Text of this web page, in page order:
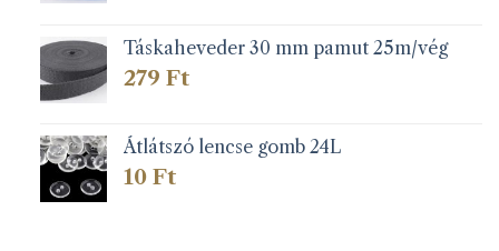
Táskaheveder 30 mm pamut 25m/vég
279 Ft
Átlátszó lencse gomb 24L
10 Ft